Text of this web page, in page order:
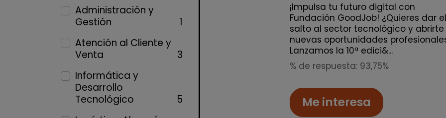
Administración y
Gestión
1
Atención al Cliente y
Venta
3
Informática y
Desarrollo
Tecnológico
5
¡Impulsa tu futuro digital con
Fundación GoodJob! ¿Quieres dar el
salto al sector tecnológico y abrirte
nuevas oportunidades
Lanzamos la 10ª edici&...
% de respuesta: 93,75%
Me interesa